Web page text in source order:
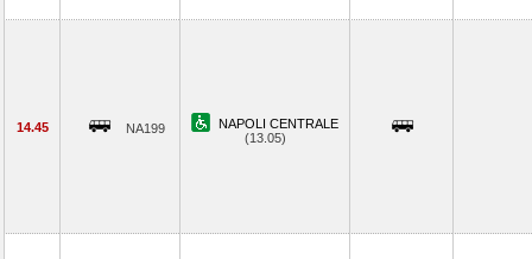
14.45 NA199
NAPOLI CENTRALE
(13.05)